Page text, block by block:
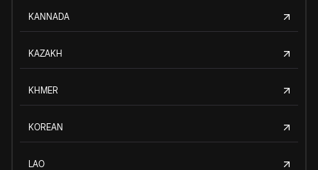
KANNADA
KAZAKH
KHMER
KOREAN
LAO